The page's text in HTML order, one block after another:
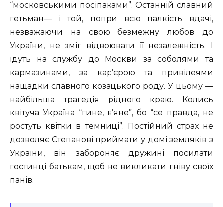
“московськими посіпаками”. Останній славний
гетьман— і той, попри всю палкість вдачі,
незважаючи на свою безмежну любов до
України, не зміг відвоювати її незалежність. І
їдуть на службу до Москви за соболями та
кармазинами, за кар’єрою та привілеями
нащадки славного козацького роду. У цьому —
найбільша трагедія рідного краю. Колись
квітуча Україна “гине, в’яне”, бо “се правда, не
ростуть квітки в темниці”. Постійний страх не
дозволяє Степанові приймати у домі земляків з
України, він забороняє дружині посилати
гостинці батькам, щоб не викликати гніву своїх
панів.